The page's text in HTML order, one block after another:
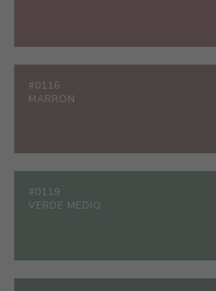
#0116
MARRON
#0119
VERDE MEDIO